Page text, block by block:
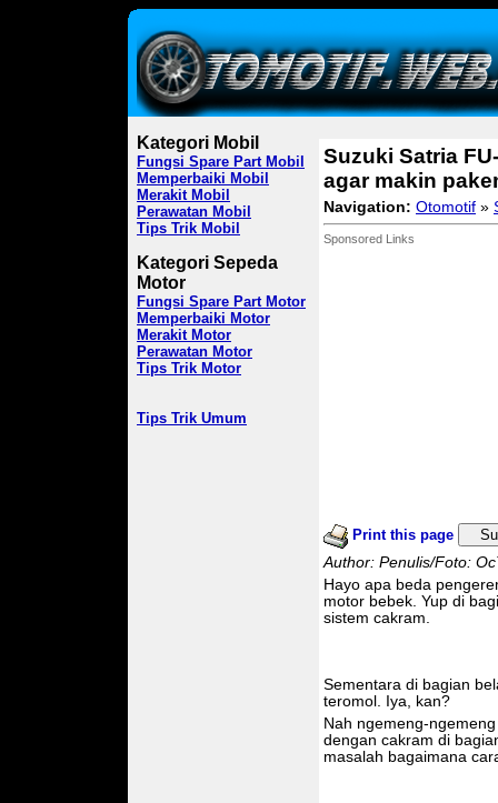
Kategori Mobil
Fungsi Spare Part Mobil
Memperbaiki Mobil
Merakit Mobil
Perawatan Mobil
Tips Trik Mobil
Kategori Sepeda
Motor
Fungsi Spare Part Motor
Memperbaiki Motor
Merakit Motor
Perawatan Motor
Tips Trik Motor
Tips Trik Umum
Suzuki Satria
agar makin
Navigation: Otomotif »
Sponsored Links
Print this page
Author: Penulis/Foto:
Hayo apa beda
motor bebek. Yup di
sistem cakram.
Sementara di bagian
teromol. Iya, kan?
Nah ngemeng-
dengan cakram di
masalah bagaimana